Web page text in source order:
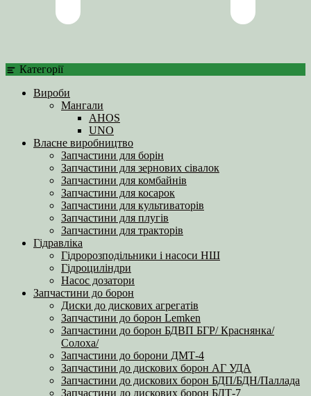
Категорії
Вироби
Мангали
AHOS
UNO
Власне виробництво
Запчастини для борін
Запчастини для зернових сівалок
Запчастини для комбайнів
Запчастини для косарок
Запчастини для культиваторів
Запчастини для плугів
Запчастини для тракторів
Гідравліка
Гідророзподільники і насоси НШ
Гідроциліндри
Насос дозатори
Запчастини до борон
Диски до дискових агрегатів
Запчастини до борон Lemken
Запчастини до борон БДВП БГР/ Краснянка/
Солоха/
Запчастини до борони ДМТ-4
Запчастини до дискових борон АГ УДА
Запчастини до дискових борон БДП/БДН/Паллада
Запчастини до дискових борон БДТ-7